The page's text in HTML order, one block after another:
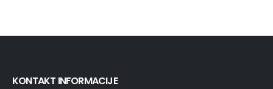
KONTAKT INFORMACIJE